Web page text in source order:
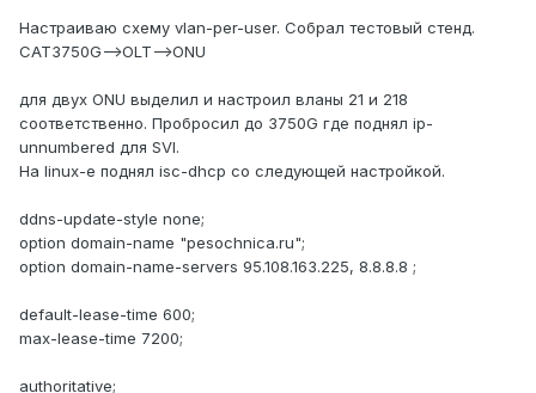
Настраиваю схему vlan-per-user. Собрал тестовый стенд.
CAT3750G-->OLT-->ONU
для двух ONU выделил и настроил вланы 21 и 218
соответственно. Пробросил до 3750G где поднял ip-
unnumbered для SVI.
На linux-e поднял isc-dhcp со следующей настройкой.
ddns-update-style none;
option domain-name "pesochnica.ru";
option domain-name-servers 95.108.163.225, 8.8.8.8 ;
default-lease-time 600;
max-lease-time 7200;
authoritative;